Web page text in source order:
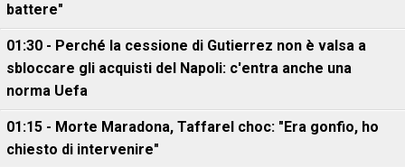
battere"
01:30 - Perché la cessione di Gutierrez non è valsa a
sbloccare gli acquisti del Napoli: c'entra anche una
norma Uefa
01:15 - Morte Maradona, Taffarel choc: "Era gonfio, ho
chiesto di intervenire"